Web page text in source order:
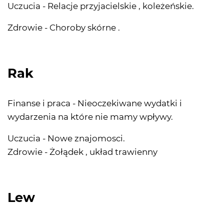
Uczucia - Relacje przyjacielskie , koleżeńskie.
Zdrowie - Choroby skórne .
Rak
Finanse i praca - Nieoczekiwane wydatki i
wydarzenia na które nie mamy wpływy.
Uczucia - Nowe znajomosci.
Zdrowie - Żołądek , układ trawienny
Lew